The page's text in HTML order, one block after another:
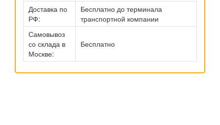
Доставка по
РФ:
Бесплатно до терминала
транспортной компании
Самовывоз
со склада в
Москве:
Бесплатно